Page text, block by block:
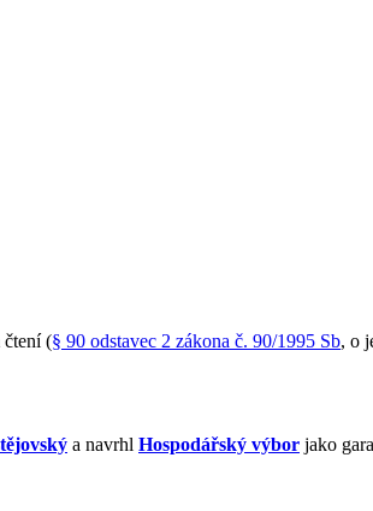
čtení (§ 90 odstavec 2 zákona č. 90/1995 Sb, o
a navrhl Hospodářský výbor jako